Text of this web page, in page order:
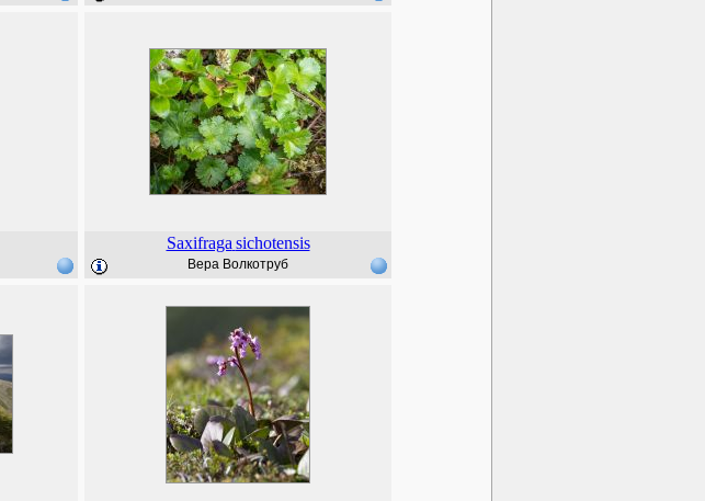
Saxifraga sichotensis
Вера Волкотруб